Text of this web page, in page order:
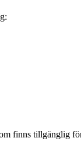
finns tillgänglig